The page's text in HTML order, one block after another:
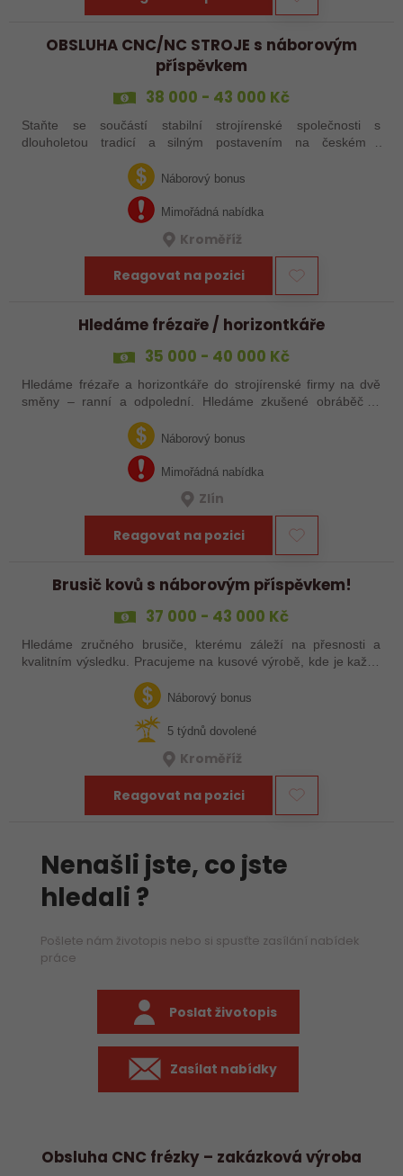
OBSLUHA CNC/NC STROJE s náborovým
příspěvkem
38 000 - 43 000 Kč
Staňte se součástí stabilní strojírenské společnosti s
dlouholetou tradicí a silným postavením na českém i
aktuálně obsazujeme více typů…
Náborový bonus
Mimořádná nabídka
Kroměříž
Reagovat na pozici
Hledáme frézaře / horizontkáře
35 000 - 40 000 Kč
Hledáme frézaře a horizontkáře do strojírenské firmy na dvě
směny – ranní a odpolední. Hledáme zkušené obráběče i
šikovné nováčky, kteří chtějí dělat poctivé řemeslo na
zajímavých zakázkách. Zašlete…
Náborový bonus
Mimořádná nabídka
Zlín
Reagovat na pozici
Brusič kovů s náborovým příspěvkem!
37 000 - 43 000 Kč
Hledáme zručného brusiče, kterému záleží na přesnosti a
kvalitním výsledku. Pracujeme na kusové výrobě, kde je každý
plocho nebo kulato – nebo…Náborový bonus
5 týdnů dovolené
Kroměříž
Reagovat na pozici
Nenašli jste, co jste
hledali ?
Pošlete nám životopis nebo si spusťte zasílání nabídek
práce
Poslat životopis
Zasílat nabídky
Obsluha CNC frézky – zakázková výroba